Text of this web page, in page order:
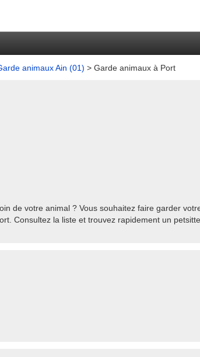
animaux Ain (01) > Garde animaux à Port
de votre animal ? Vous souhaitez faire garder
Consultez la liste et trouvez rapidement un